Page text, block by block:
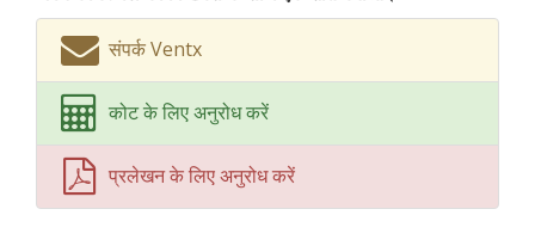
संपर्क Ventx
कोट के लिए अनुरोध करें
प्रलेखन के लिए अनुरोध करें